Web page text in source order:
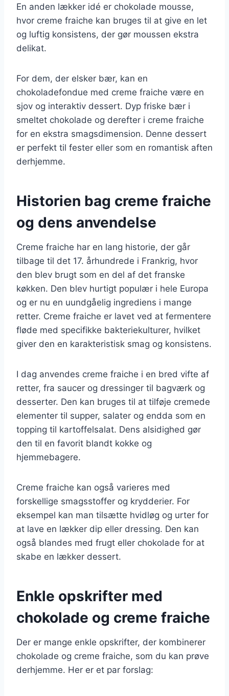
En anden lækker idé er chokolade mousse,
hvor creme fraiche kan bruges til at give en let
og luftig konsistens, der gør moussen ekstra
delikat.
For dem, der elsker bær, kan en
chokoladefondue med creme fraiche være en
sjov og interaktiv dessert. Dyp friske bær i
smeltet chokolade og derefter i creme fraiche
for en ekstra smagsdimension. Denne dessert
er perfekt til fester eller som en romantisk aften
derhjemme.
Historien bag creme fraiche
og dens anvendelse
Creme fraiche har en lang historie, der går
tilbage til det 17. århundrede i Frankrig, hvor
den blev brugt som en del af det franske
køkken. Den blev hurtigt populær i hele Europa
og er nu en uundgåelig ingrediens i mange
retter. Creme fraiche er lavet ved at fermentere
fløde med specifikke bakteriekulturer, hvilket
giver den en karakteristisk smag og konsistens.
I dag anvendes creme fraiche i en bred vifte af
retter, fra saucer og dressinger til bagværk og
desserter. Den kan bruges til at tilføje cremede
elementer til supper, salater og endda som en
topping til kartoffelsalat. Dens alsidighed gør
den til en favorit blandt kokke og
hjemmebagere.
Creme fraiche kan også varieres med
forskellige smagsstoffer og krydderier. For
eksempel kan man tilsætte hvidløg og urter for
at lave en lækker dip eller dressing. Den kan
også blandes med frugt eller chokolade for at
skabe en lækker dessert.
Enkle opskrifter med
chokolade og creme fraiche
Der er mange enkle opskrifter, der kombinerer
chokolade og creme fraiche, som du kan prøve
derhjemme. Her er et par forslag: